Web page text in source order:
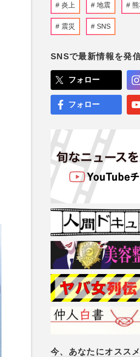
炎上 地震
震災 SNS
SNSで最新情報を発信
フォロー
フォロー
今、あなたにオススメ